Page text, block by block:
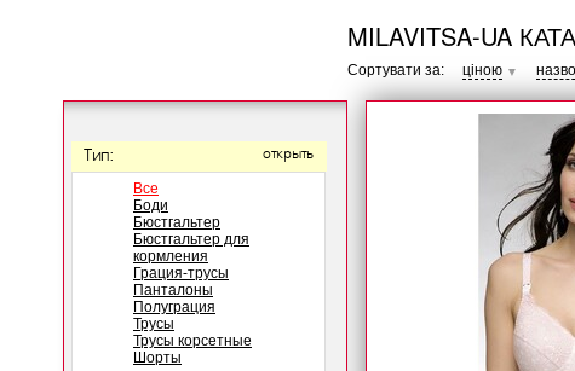
Тип: открыть
Все
Боди
Бюстгальтер
Бюстгальтер для
кормления
Грация-трусы
Панталоны
Полуграция
Трусы
Трусы корсетные
Шорты
MILAVITSA-UA
Сортувати за: ціною ▼